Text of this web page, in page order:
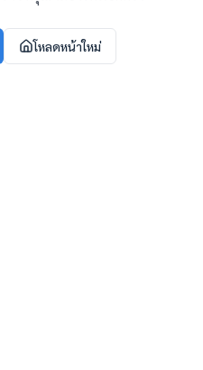
โหลดหน้าใหม่